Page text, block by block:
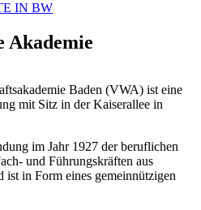
IN BW
Akademie
Baden (VWA) ist eine
mit Sitz in der Kaiserallee in
im Jahr 1927 der beruflichen
und Führungskräften aus
in Form eines gemeinnützigen